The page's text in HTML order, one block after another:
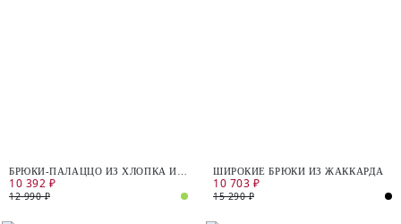
БРЮКИ-ПАЛАЦЦО ИЗ ХЛОПКА И
ЛЬНА
10 392 ₽
12 990 ₽
ШИРОКИЕ БРЮКИ ИЗ ЖАККАРДА
10 703 ₽
15 290 ₽